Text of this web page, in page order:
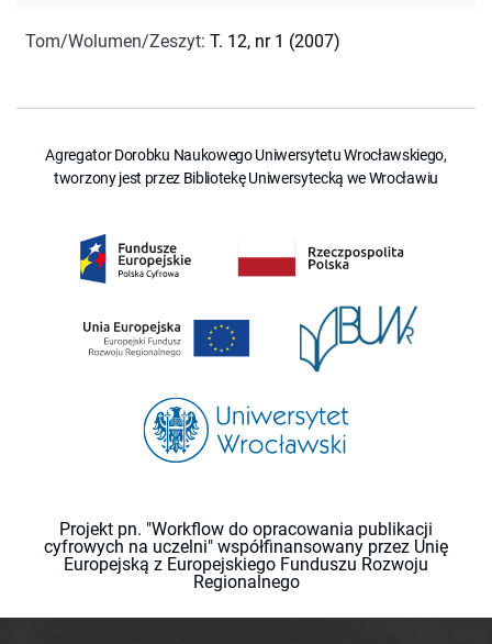
Tom/Wolumen/Zeszyt: T. 12, nr 1 (2007)
Agregator Dorobku Naukowego Uniwersytetu Wrocławskiego,
tworzony jest przez Bibliotekę Uniwersytecką we Wrocławiu
Projekt pn. "Workflow do opracowania publikacji
cyfrowych na uczelni" współfinansowany przez Unię
Europejską z Europejskiego Funduszu Rozwoju
Regionalnego